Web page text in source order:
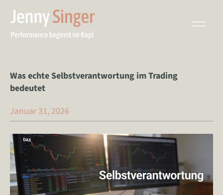
Inhalt
springen
Was echte Selbstverantwortung im Trading
bedeutet
Januar 31, 2026